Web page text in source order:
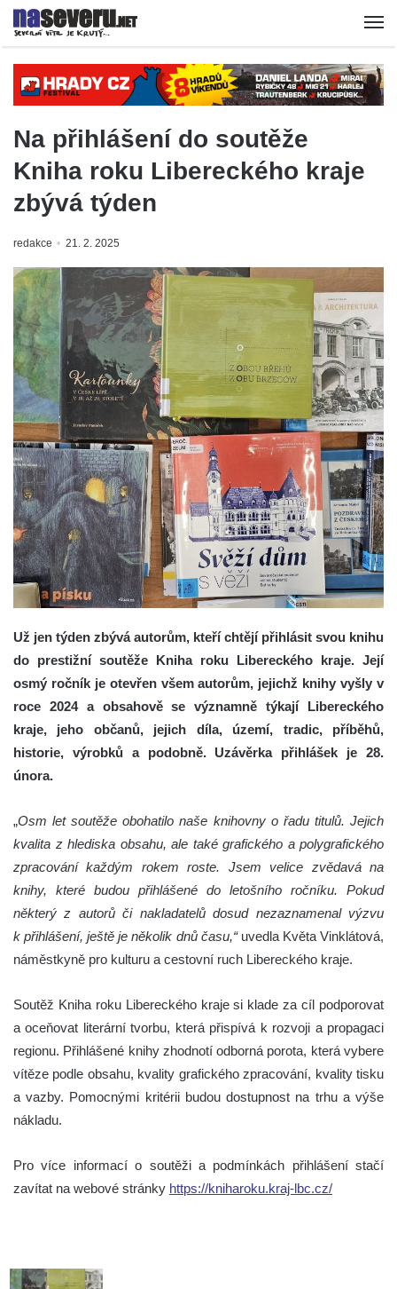
Na přihlášení do soutěže
Kniha roku Libereckého kraje
zbývá týden
redakce 21. 2. 2025
Už jen týden zbývá autorům, kteří chtějí přihlásit svou knihu
do prestižní soutěže Kniha roku Libereckého kraje. Její
osmý ročník je otevřen všem autorům, jejichž knihy vyšly v
roce 2024 a obsahově se významně týkají Libereckého
kraje, jeho občanů, jejich díla, území, tradic, příběhů,
historie, výrobků a podobně. Uzávěrka přihlášek je 28.
února.
„Osm let soutěže obohatilo naše knihovny o řadu titulů. Jejich
kvalita z hlediska obsahu, ale také grafického a polygrafického
zpracování každým rokem roste. Jsem velice zvědavá na
knihy, které budou přihlášené do letošního ročníku. Pokud
některý z autorů či nakladatelů dosud nezaznamenal výzvu
k přihlášení, ještě je několik dnů času,“uvedla Květa Vinklátová,
náměstkyně pro kulturu a cestovní ruch Libereckého kraje.
Soutěž Kniha roku Libereckého kraje si klade za cíl podporovat
a oceňovat literární tvorbu, která přispívá k rozvoji a propagaci
regionu. Přihlášené knihy zhodnotí odborná porota, která vybere
vítěze podle obsahu, kvality grafického zpracování, kvality tisku
a vazby. Pomocnými kritérii budou dostupnost na trhu a výše
nákladu.
Pro více informací o soutěži a podmínkách přihlášení stačí
zavítat na webové stránky https://kniharoku.kraj-lbc.cz/